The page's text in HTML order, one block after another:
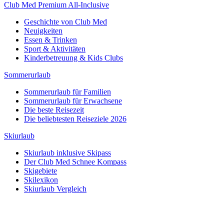
Club Med Premium All-Inclusive
Geschichte von Club Med
Neuigkeiten
Essen & Trinken
Sport & Aktivitäten
Kinderbetreuung & Kids Clubs
Sommerurlaub
Sommerurlaub für Familien
Sommerurlaub für Erwachsene
Die beste Reisezeit
Die beliebtesten Reiseziele 2026
Skiurlaub
Skiurlaub inklusive Skipass
Der Club Med Schnee Kompass
Skigebiete
Skilexikon
Skiurlaub Vergleich